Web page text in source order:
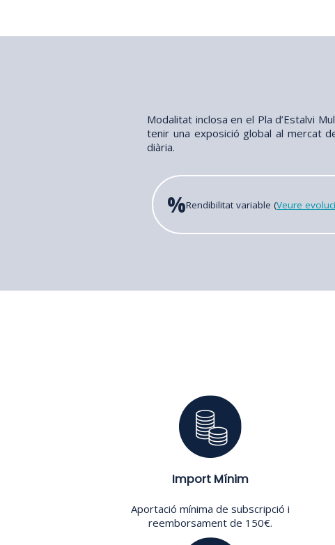
Modalitat inclosa en el Pla d’Estalvi
tenir una exposició global al mercat
diària.
%Rendibilitat variable (Veure
Import Mínim
Aportació mínima de subscripció i
reemborsament de 150€.